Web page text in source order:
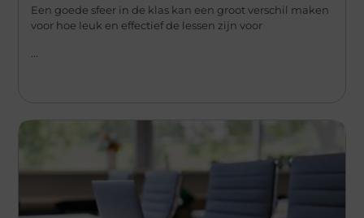
Een goede sfeer in de klas kan een groot verschil maken
voor hoe leuk en effectief de lessen zijn voor